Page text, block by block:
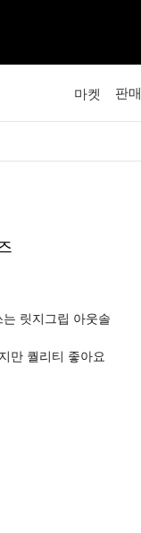
마켓 판매
릿지그립 아웃솔
만 퀄리티 좋아요